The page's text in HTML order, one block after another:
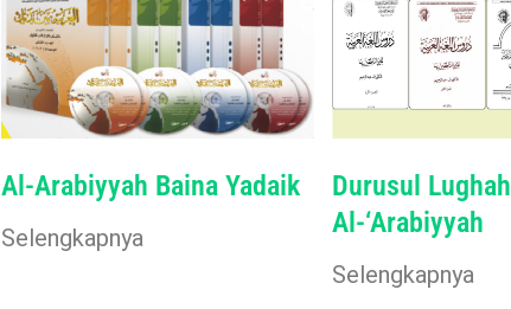
Al-Arabiyyah Baina Yadaik
Selengkapnya
Durusul Lughah
Al-‘Arabiyyah
Selengkapnya